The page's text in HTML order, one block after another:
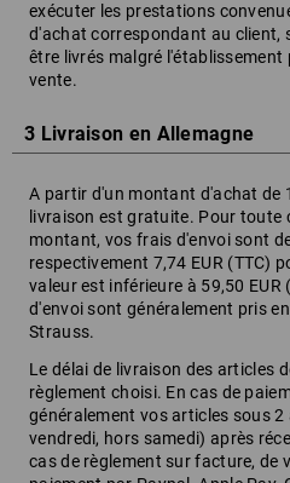
exécuter les prestations
d'achat correspondant au client,
être livrés malgré
vente.
3 Livraison en Allemagne
A partir d'un montant d'achat de
livraison est gratuite. Pour toute
montant, vos frais d'envoi sont
respectivement 7,74 EUR (TTC)
valeur est inférieure à 59,50
d'envoi sont généralement pris
Strauss.
Le délai de livraison des articles
règlement choisi. En cas de
généralement vos articles sous
vendredi, hors samedi) après
cas de règlement sur facture, de